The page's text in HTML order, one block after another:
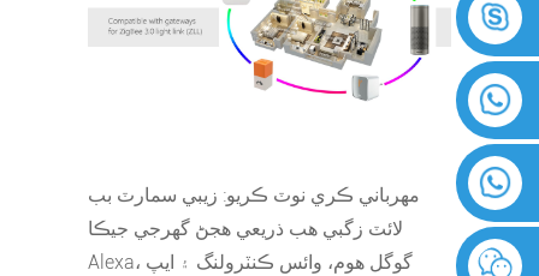
مهرباني ڪري نوٽ ڪريو: زيبي سمارٽ بب
لائٽ زگبي هب ذريعي هجڻ گهرجي جيڪا
Alexa، گوگل هوم، وائس ڪنٽرولنگ ۽ ايپ